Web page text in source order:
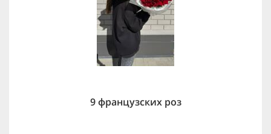
9 французских роз